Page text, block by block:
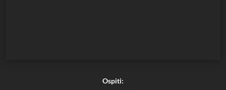
Ospiti: